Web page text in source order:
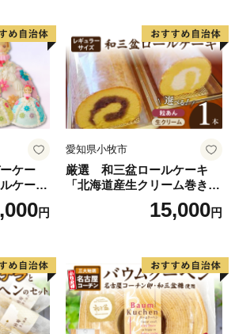
ぎ」、「西尾の抹茶」、「三河一色
許庁の地域団体商標（地域ブラン
いる全国に誇る三大ブランドです。
史的な史跡や名所が点在し、伝統的
多く伝えられているほか、海・山・
るまち」それが六万石城下町・西尾
】
観光協会
に関する事務を外部委託していま
ケー
ケーキ
デザー
愛知県
ホー
い こど
円
愛知県小牧市
厳選 和三盆ロールケーキ
「北海道産生クリーム巻き」
または「北海道産粒あん巻
き」（サイズ：レギュラー）
凍 愛知県 小牧市 アンプチベ
アやぐま
15,000円